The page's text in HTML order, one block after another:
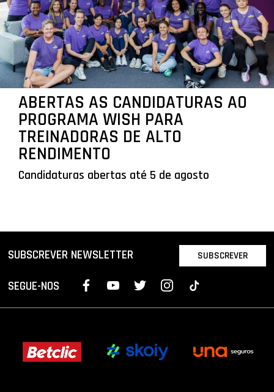
ABERTAS AS CANDIDATURAS AO
PROGRAMA WISH PARA
TREINADORAS DE ALTO
RENDIMENTO
Candidaturas abertas até 5 de agosto
SUBSCREVER NEWSLETTER SUBSCREVER
SEGUE-NOS